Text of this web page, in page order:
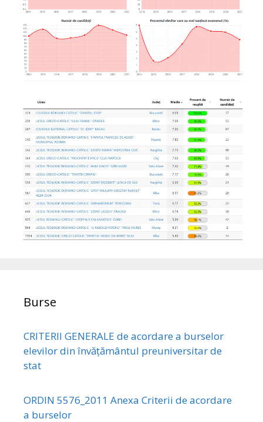
Burse
CRITERII GENERALE de acordare a burselor
elevilor din învățământul preuniversitar de
stat
ORDIN 5576_2011 Anexa Criterii de acordare
a burselor